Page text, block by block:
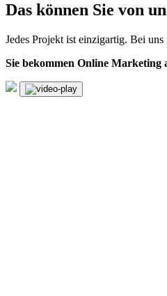
Das können Sie von
Jedes Projekt ist einzigartig. Bei
Sie bekommen Online Marketing